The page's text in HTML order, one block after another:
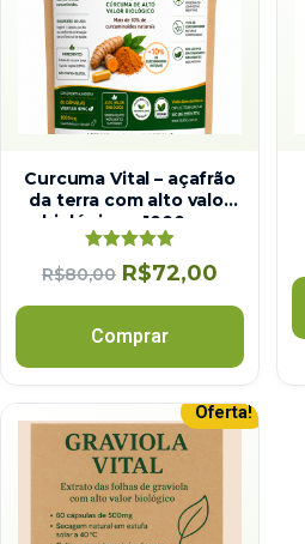
Curcuma Vital – açafrão
da terra com alto valor
biológico – 1000 mg
Avaliação
5.00
R$80,00 R$72,00
Comprar
Oferta!